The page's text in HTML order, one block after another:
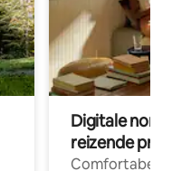
Digitale
reizende
Comfortabele